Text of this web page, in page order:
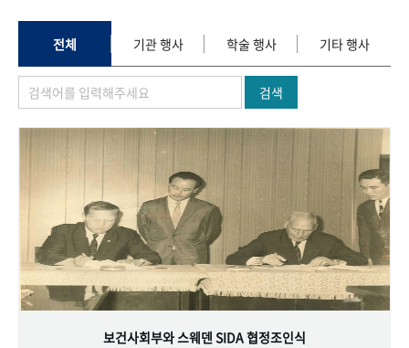
성과 50선 숫자로 보는 50년
세계와 함께 한 KIHASA
VR 역사관
전체 기관 행사 학술 행사 기타 행사
검색
보건사회부와 스웨덴 SIDA 협정조인식